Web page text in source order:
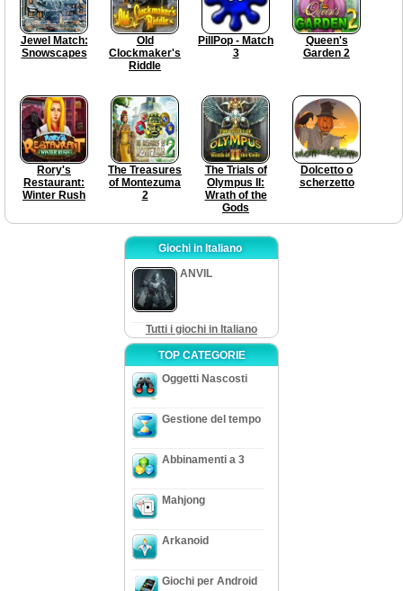
Jewel Match:
Snowscapes
Old
Clockmaker's
Riddle
PillPop - Match
3
Queen's
Garden 2
Rory's
Restaurant:
Winter Rush
The Treasures
of Montezuma
2
The Trials of
Olympus II:
Wrath of the
Gods
Dolcetto o
scherzetto
Giochi in Italiano
ANVIL
Tutti i giochi in Italiano
TOP CATEGORIE
Oggetti Nascosti
Gestione del tempo
Abbinamenti a 3
Mahjong
Arkanoid
Giochi per Android